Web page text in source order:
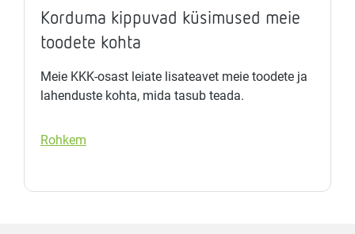
Korduma kippuvad küsimused meie
toodete kohta
Meie KKK-osast leiate lisateavet meie toodete ja
lahenduste kohta, mida tasub teada.
Rohkem